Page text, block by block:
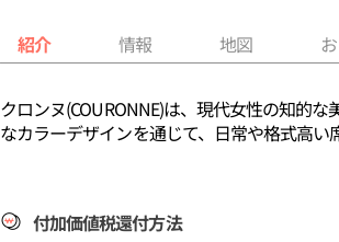
紹介 情報 地図
クロンヌ(COURONNE)は、現代女性の知的
なカラーデザインを通じて、日常や格式高い
付加価値税還付方法